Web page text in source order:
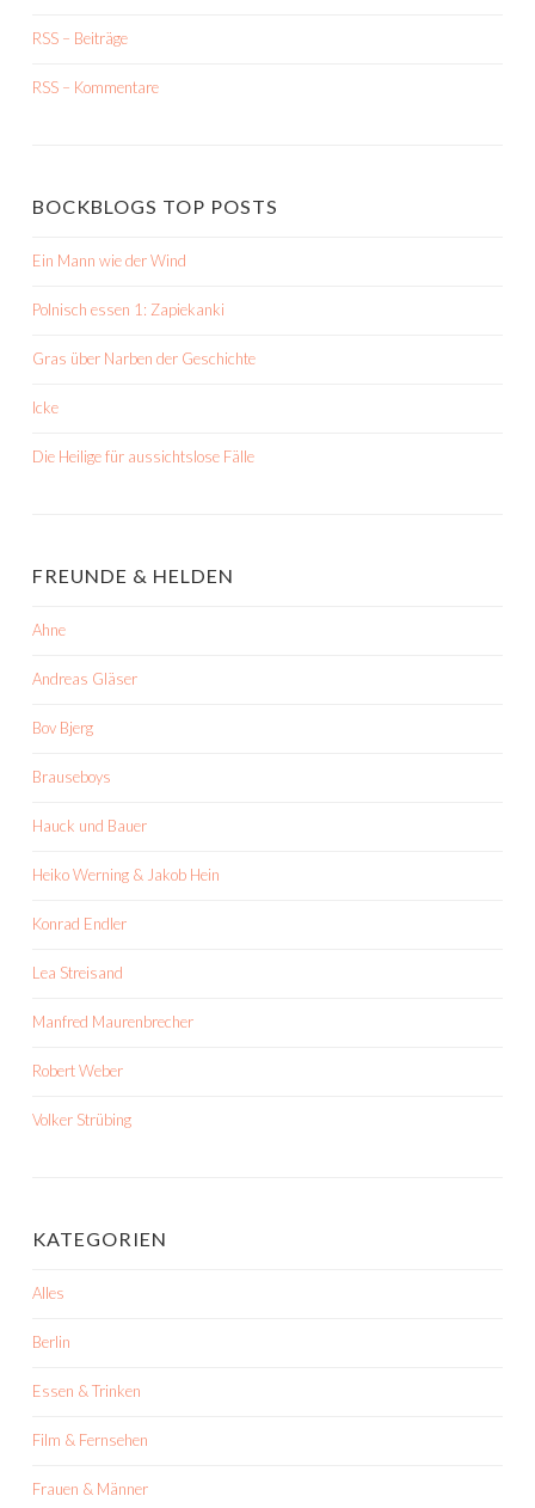
RSS – Beiträge
RSS – Kommentare
BOCKBLOGS TOP POSTS
Ein Mann wie der Wind
Polnisch essen 1: Zapiekanki
Gras über Narben der Geschichte
Icke
Die Heilige für aussichtslose Fälle
FREUNDE & HELDEN
Ahne
Andreas Gläser
Bov Bjerg
Brauseboys
Hauck und Bauer
Heiko Werning & Jakob Hein
Konrad Endler
Lea Streisand
Manfred Maurenbrecher
Robert Weber
Volker Strübing
KATEGORIEN
Alles
Berlin
Essen & Trinken
Film & Fernsehen
Frauen & Männer